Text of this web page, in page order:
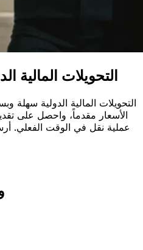
التحويلات المالية
الأسعار مقدماً، واحصل على